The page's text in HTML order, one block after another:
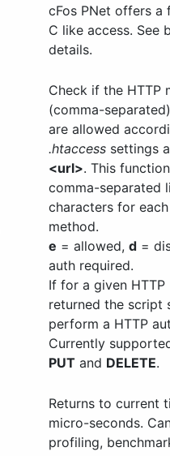
cFos PNet offers
C like access. See
details.
Check if the HTTP
(comma-
are allowed
.htaccess settings
<url>. This
comma-separated
characters for
method.
e = allowed, d =
auth required.
If for a given
returned the script
perform a HTTP
Currently
PUT and DELETE.
Returns to current
micro-seconds.
profiling,